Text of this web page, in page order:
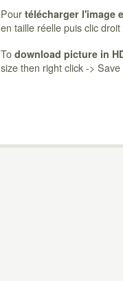
Pour télécharger l'image
en taille réelle puis clic
To download picture in
size then right click ->